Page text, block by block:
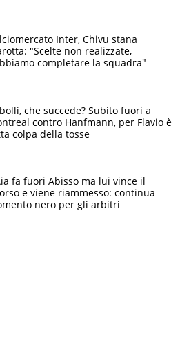
Inter, Chivu stana
"Scelte non realizzate,
completare la squadra"
che succede? Subito fuori a
contro Hanfmann, per Flavio è
colpa della tosse
fa fuori Abisso ma lui vince il
e viene riammesso: continua
nero per gli arbitri